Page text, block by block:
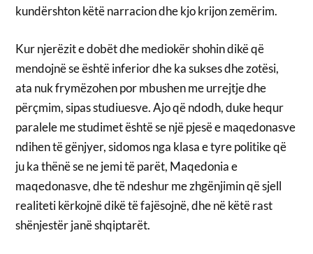
kundërshton këtë narracion dhe kjo krijon zemërim.
Kur njerëzit e dobët dhe mediokër shohin dikë që
mendojnë se është inferior dhe ka sukses dhe zotësi,
ata nuk frymëzohen por mbushen me urrejtje dhe
përçmim, sipas studiuesve. Ajo që ndodh, duke hequr
paralele me studimet është se një pjesë e maqedonasve
ndihen të gënjyer, sidomos nga klasa e tyre politike që
ju ka thënë se ne jemi të parët, Maqedonia e
maqedonasve, dhe të ndeshur me zhgënjimin që sjell
realiteti kërkojnë dikë të fajësojnë, dhe në këtë rast
shënjestër janë shqiptarët.